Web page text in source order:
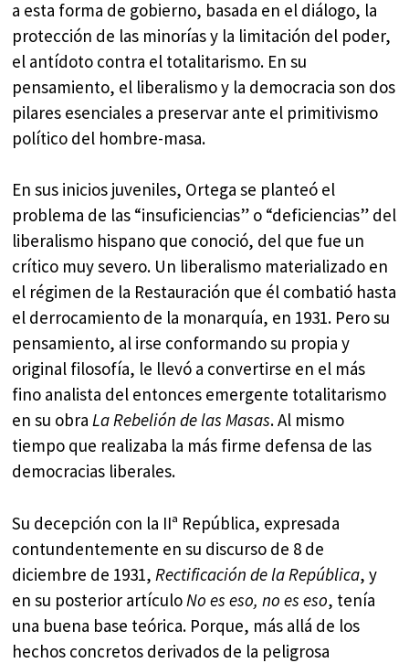
a esta forma de gobierno, basada en el diálogo, la
protección de las minorías y la limitación del poder,
el antídoto contra el totalitarismo. En su
pensamiento, el liberalismo y la democracia son dos
pilares esenciales a preservar ante el primitivismo
político del hombre-masa.
En sus inicios juveniles, Ortega se planteó el
problema de las “insuficiencias” o “deficiencias” del
liberalismo hispano que conoció, del que fue un
crítico muy severo. Un liberalismo materializado en
el régimen de la Restauración que él combatió hasta
el derrocamiento de la monarquía, en 1931. Pero su
pensamiento, al irse conformando su propia y
original filosofía, le llevó a convertirse en el más
fino analista del entonces emergente totalitarismo
en su obraLa Rebelión de las Masas. Al mismo
tiempo que realizaba la más firme defensa de las
democracias liberales.
Su decepción con la IIª República, expresada
contundentemente en su discurso de 8 de
diciembre de 1931, Rectificación de la República, y
en su posterior artículo No es eso, no es eso, tenía
una buena base teórica. Porque, más allá de los
hechos concretos derivados de la peligrosa